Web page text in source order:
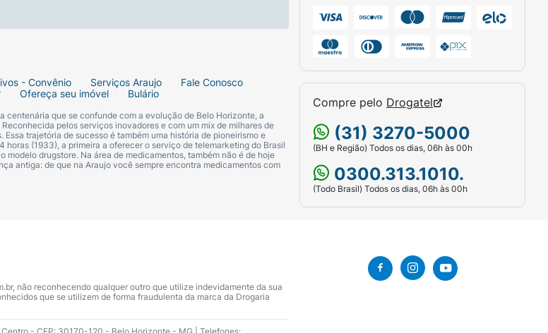
- Convênio Serviços Araujo
Fale Conosco
Ofereça seu imóvel Bulário
centenária que se confunde com a evolução de Belo Horizonte, a
pelos serviços inovadores e com um mix de milhares de
trajetória de sucesso é também uma história de pioneirismo e
(1933), a primeira a oferecer o serviço de telemarketing do Brasil
drugstore. Na área de medicamentos, também não é de hoje
antiga: de que na Araujo você sempre encontra medicamentos com
Compre pelo Drogatel
(31) 3270-5000
(BH e Região) Todos os dias, 06h às 00h
0300.313.1010.
(Todo Brasil) Todos os dias, 06h às 00h
não reconhecendo qualquer outro que utilize indevidamente da sua
que se utilizem de forma fraudulenta da marca da Drogaria